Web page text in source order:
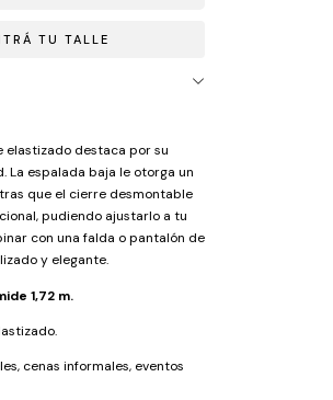
TU TALLE
destaca por su
espalada baja le otorga un
que el cierre desmontable
pudiendo ajustarlo a tu
con una falda o pantalón de
y elegante.
1,72 m.
cenas informales, eventos